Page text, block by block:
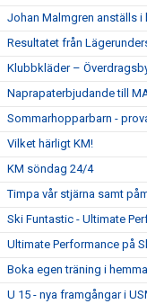
Johan Malmgren anställs i
Resultatet från
Klubbkläder –
Naprapaterbjudande till
Sommarhopparbarn -
Vilket härligt KM!
KM söndag 24/4
Timpa vår stjärna samt
Ski Funtastic - Ultimate
Ultimate Performance på
Boka egen träning i
U 15 - nya framgångar i